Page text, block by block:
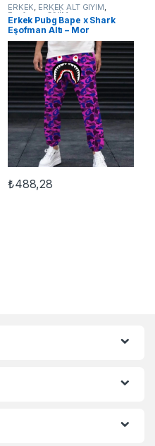
var. Seçenekler ürün
ERKEK, ERKEK ALT GİYİM,
Eşofman GİYİM
Erkek Pubg Bape x Shark
Eşofman Altı – Mor
₺488,28
Bu ürünün birden fazla